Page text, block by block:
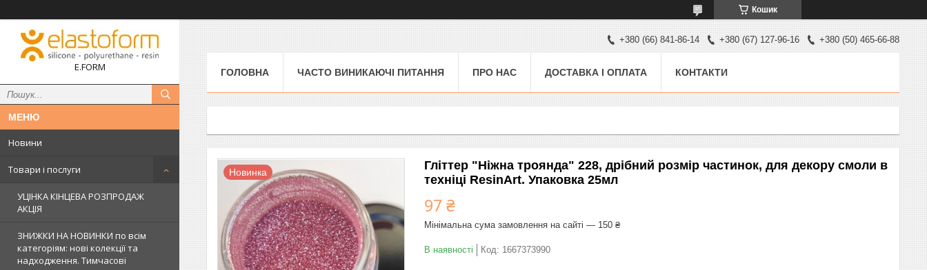
Кошик
E.FORM
Новини
Товари і послуги
УЦІНКА КІНЦЕВА РОЗПРОДАЖ
АКЦІЯ
ЗНИЖКИ НА НОВИНКИ по всім
категоріям: нові колекцїї та
надходження. Тимчасові
+380 (66) 841-86-14 +380 (67) 127-96-16 +380 (50) 465-66-88
ГОЛОВНА ЧАСТО ВИНИКАЮЧІ ПИТАННЯ ПРО НАС ДОСТАВКА І ОПЛАТА КОНТАКТИ
Новинка
Гліттер "Ніжна троянда" 228, дрібний розмір частинок, для декору смоли в
техніці ResinArt. Упаковка 25мл
97 ₴
Мінімальна сума замовлення на сайті — 150 ₴
В наявності Код: 1667373990